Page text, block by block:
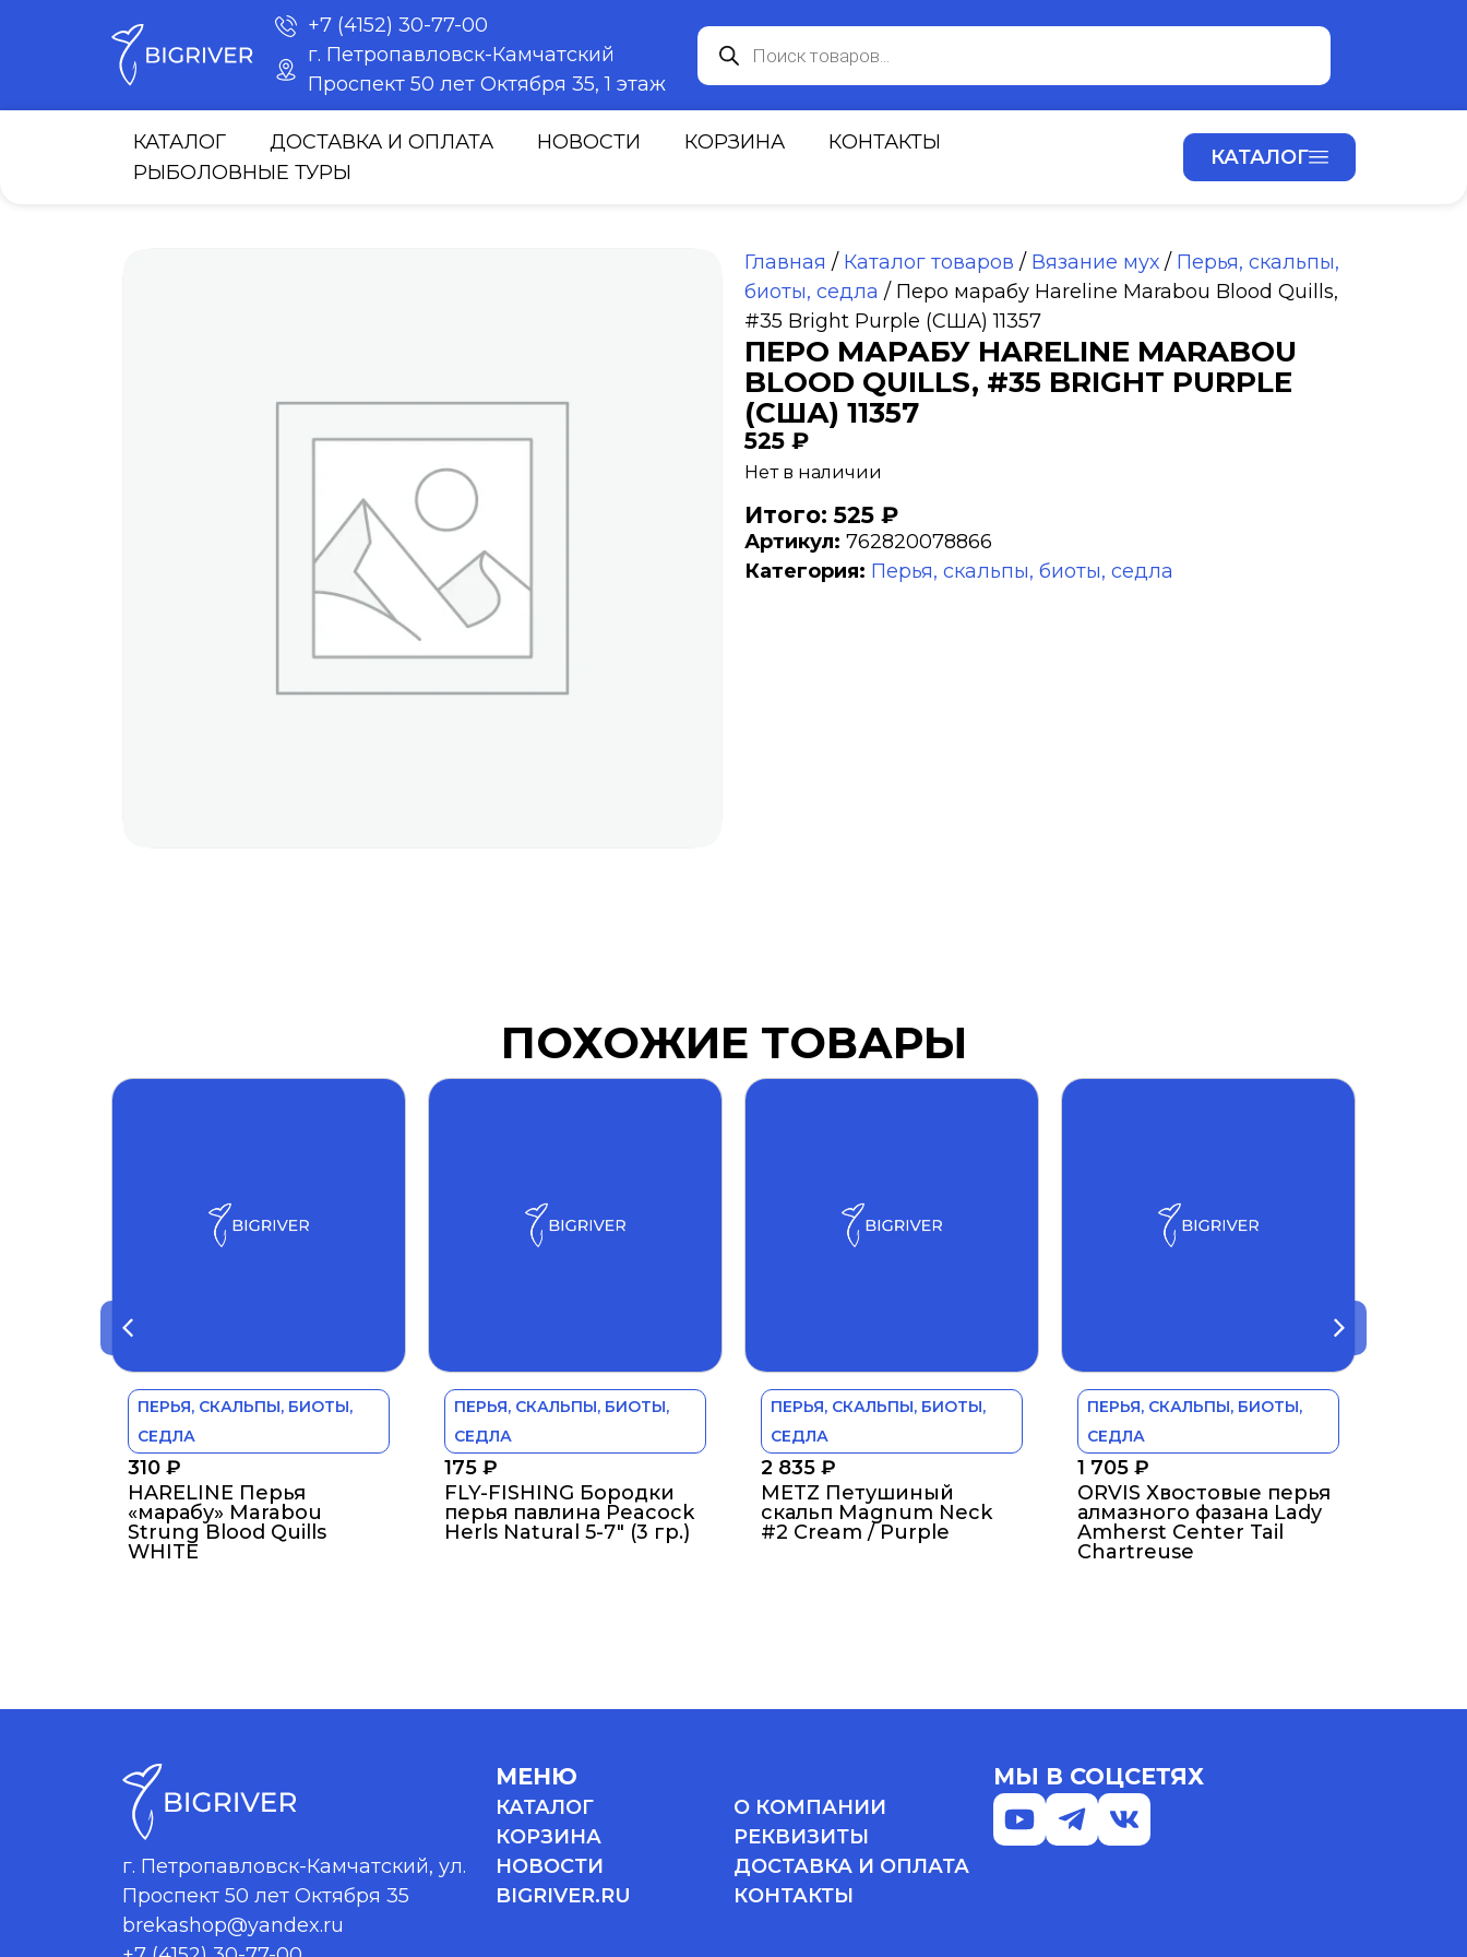
+7 (4152) 30-77-00
г. Петропавловск-Камчатский
Проспект 50 лет Октября 35, 1 этаж
КАТАЛОГ ДОСТАВКА И ОПЛАТА НОВОСТИ КОРЗИНА
КОНТАКТЫ
РЫБОЛОВНЫЕ ТУРЫ
КАТАЛОГ
Главная / Каталог товаров / Вязание мух / Перья, скальпы,
биоты, седла / Перо марабу Hareline Marabou Blood Quills,
#35 Bright Purple (США) 11357
ПЕРО МАРАБУ HARELINE MARABOU
BLOOD QUILLS, #35 BRIGHT PURPLE
(США) 11357
525 ₽
Нет в наличии
Итого: 525 ₽
Артикул: 762820078866
Категория: Перья, скальпы, биоты, седла
ПОХОЖИЕ ТОВАРЫ
ПЕРЬЯ, СКАЛЬПЫ, БИОТЫ,
СЕДЛА
310 ₽
HARELINE Перья
«марабу» Marabou
Strung Blood Quills
WHITE
ПЕРЬЯ, СКАЛЬПЫ, БИОТЫ,
СЕДЛА
175 ₽
FLY-FISHING Бородки
перья павлина Peacock
Herls Natural 5-7″ (3 гр.)
ПЕРЬЯ, СКАЛЬПЫ, БИОТЫ,
СЕДЛА
2 835 ₽
METZ Петушиный
скальп Magnum Neck
#2 Cream / Purple
ПЕРЬЯ, СКАЛЬПЫ, БИОТЫ,
СЕДЛА
1 705 ₽
ORVIS Хвостовые перья
алмазного фазана Lady
Amherst Center Tail
Chartreuse
г. Петропавловск-Камчатский, ул.
Проспект 50 лет Октября 35
brekashop@yandex.ru
МЕНЮ
КАТАЛОГ
О КОМПАНИИ
КОРЗИНА
РЕКВИЗИТЫ
НОВОСТИ
ДОСТАВКА И ОПЛАТА
BIGRIVER.RU
КОНТАКТЫ
МЫ В СОЦСЕТЯХ